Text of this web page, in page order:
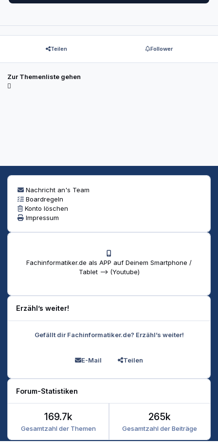
Teilen Follower
Zur Themenliste gehen
Nachricht an's Team
Boardregeln
Konto löschen
Impressum
Fachinformatiker.de als APP auf Deinem Smartphone /
Tablet --> (Youtube)
Erzähl’s weiter!
Gefällt dir Fachinformatiker.de? Erzähl’s weiter!
E-Mail Teilen
Forum-Statistiken
Gesamtzahl der Themen
169.7k
Gesamtzahl der Beiträge
265k